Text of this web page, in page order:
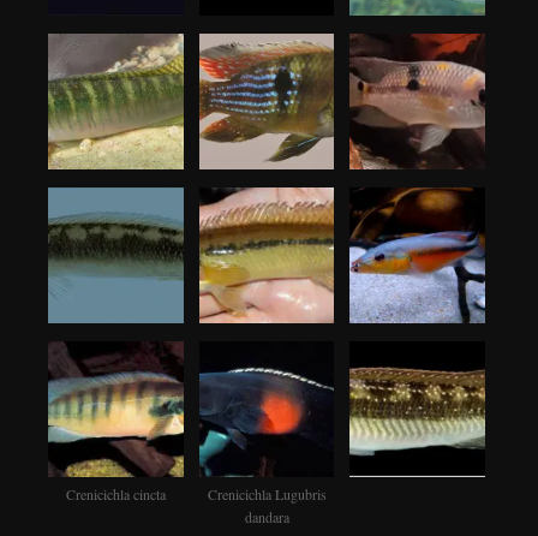
Crenicichla cincta
Crenicichla Lugubris
dandara